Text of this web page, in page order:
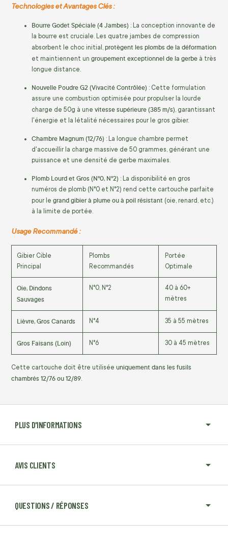
PLUS D'INFORMATIONS
AVIS CLIENTS
QUESTIONS / RÉPONSES
Technologies et Avantages Clés :
Bourre Godet Spéciale (4 Jambes) : La conception innovante de
la bourre est cruciale. Les quatre jambes de compression
absorbent le choc initial, protègent les plombs de la déformation
et maintiennent un groupement exceptionnel de la gerbe à très
longue distance.
Nouvelle Poudre G2 (Vivacité Contrôlée) : Cette formulation
assure une combustion optimisée pour propulser la lourde
charge de 50g à une vitesse supérieure (385 m/s), garantissant
l'énergie et la létalité nécessaires pour le gros gibier.
Chambre Magnum (12/76) : La longue chambre permet
d'accueillir la charge massive de 50 grammes, générant une
puissance et une densité de gerbe maximales.
Plomb Lourd et Gros (N°0, N°2) : La disponibilité en gros
numéros de plomb (N°0 et N°2) rend cette cartouche parfaite
pour le grand gibier à plume ou à poil résistant (oie, renard, etc.)
à la limite de portée.
Usage Recommandé :
Gibier Cible
Principal
Plombs
Recommandés
Portée
Optimale
Oie, Dindons
Sauvages
N°0, N°2
40 à 60+
mètres
Lièvre, Gros Canards N°4 35 à 55 mètres
Gros Faisans (Loin) N°6 30 à 45 mètres
Cette cartouche doit être utilisée uniquement dans les fusils
chambrés 12/76 ou 12/89.